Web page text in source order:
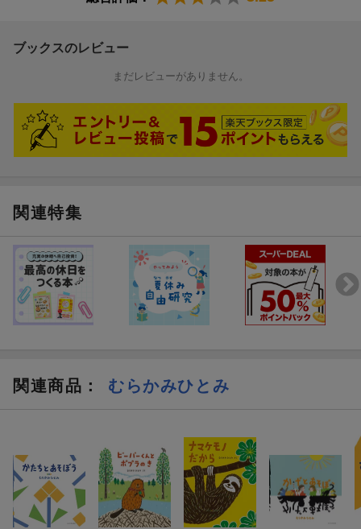
ブックスのレビュー
まだレビューがありません。
関連特集
関連商品 ： むらかみひとみ